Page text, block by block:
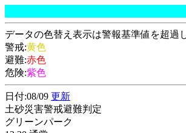
データの色替え表示は警報基準値を超過
警戒:黄色
避難:赤色
危険:紫色
日付:08/09 更新
土砂災害警戒避難判定
グリーンパーク